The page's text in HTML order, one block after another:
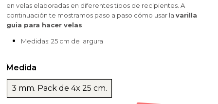
en velas elaboradas en diferentes tipos de recipientes. A
continuación te mostramos paso a paso cómo usar la varilla
guia para hacer velas
Medidas: 25 cm de largura
Medida
3 mm. Pack de 4x 25 cm.